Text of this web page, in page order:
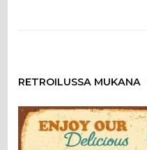
RETROILUSSA MUKANA